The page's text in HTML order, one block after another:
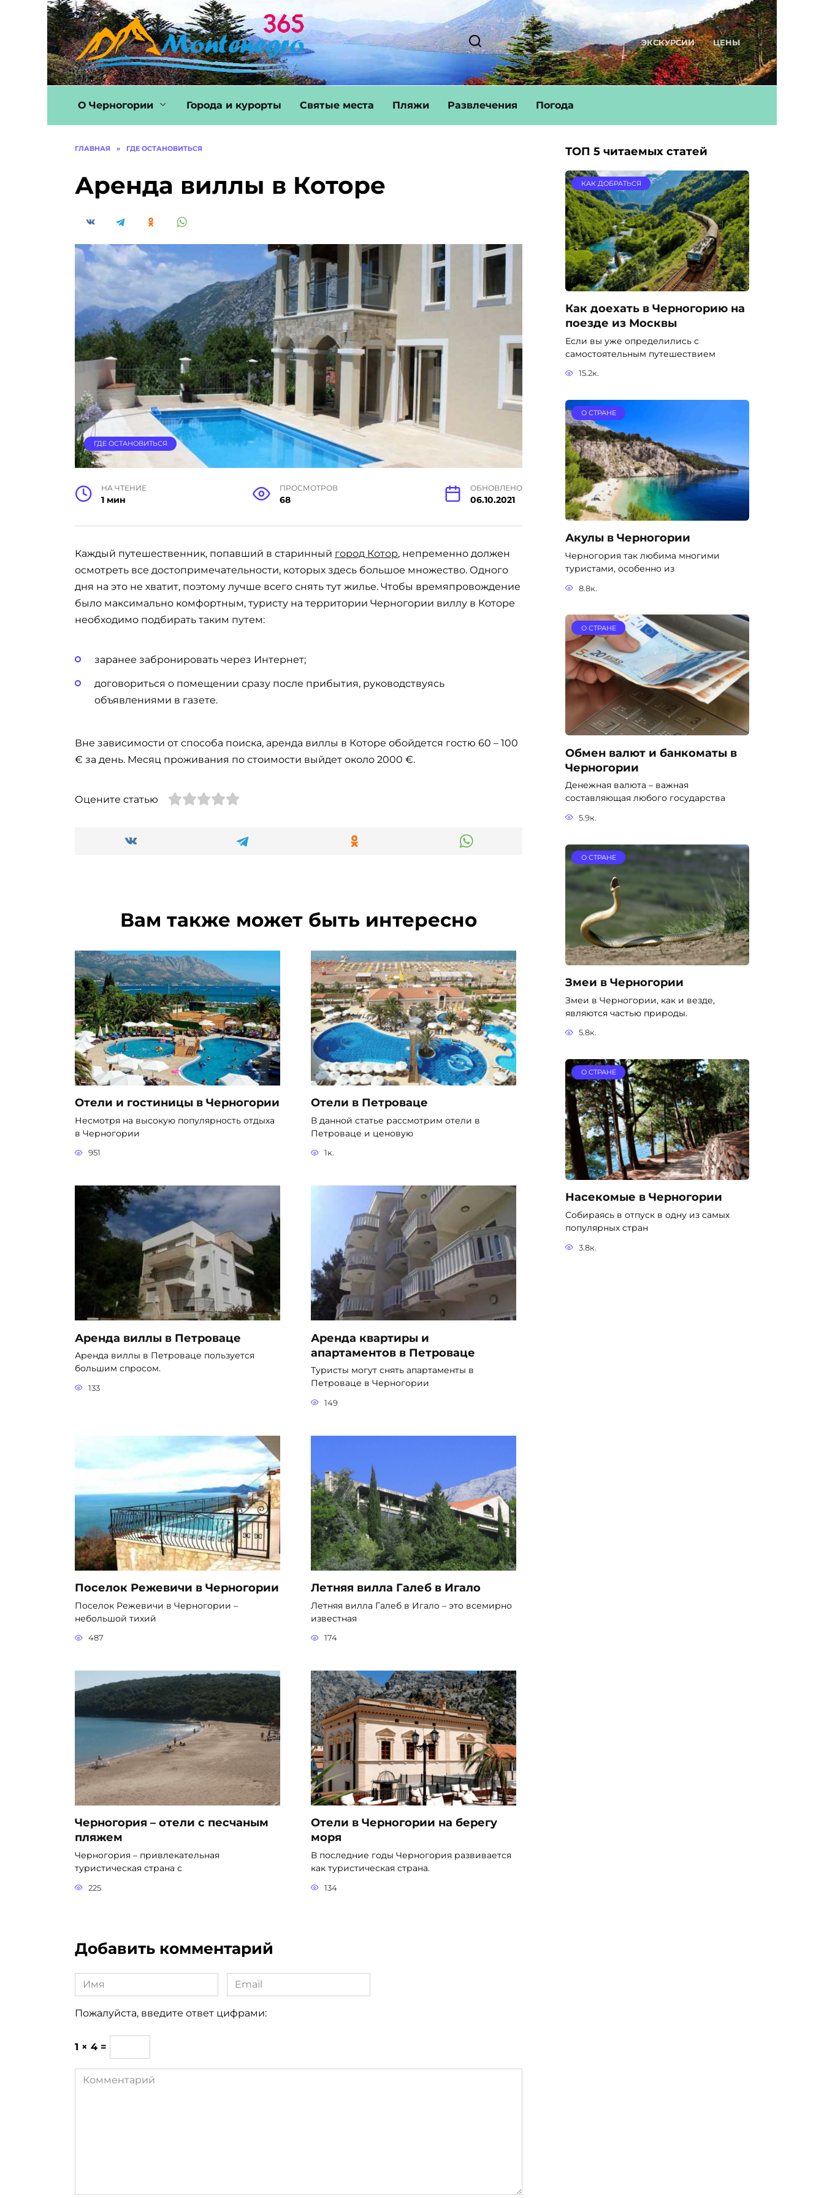
содержанию
ЭКСКУРСИИ ЦЕНЫ
О Черногории Города и курорты Святые места Пляжи Развлечения Погода
ГЛАВНАЯ » ГДЕ ОСТАНОВИТЬСЯ
Аренда виллы в Которе
ГДЕ ОСТАНОВИТЬСЯ
НА ЧТЕНИЕ
1 мин
ПРОСМОТРОВ
68
ОБНОВЛЕНО
06.10.2021
Каждый путешественник, попавший в старинный город Котор, непременно должен
осмотреть все достопримечательности, которых здесь большое множество. Одного
дня на это не хватит, поэтому лучше всего снять тут жилье. Чтобы времяпровождение
было максимально комфортным, туристу на территории Черногории виллу в Которе
необходимо подбирать таким путем:
заранее забронировать через Интернет;
договориться о помещении сразу после прибытия, руководствуясь
объявлениями в газете.
Вне зависимости от способа поиска, аренда виллы в Которе обойдется гостю 60 – 100
€ за день. Месяц проживания по стоимости выйдет около 2000 €.
Оцените статью
Вам также может быть интересно
Отели и гостиницы в Черногории
Несмотря на высокую популярность отдыха
в Черногории
951
Отели в Петроваце
В данной статье рассмотрим отели в
Петроваце и ценовую
1к.
Аренда виллы в Петроваце
Аренда виллы в Петроваце пользуется
большим спросом.
133
Аренда квартиры и
апартаментов в Петроваце
Туристы могут снять апартаменты в
Петроваце в Черногории
149
Поселок Режевичи в Черногории
Поселок Режевичи в Черногории –
небольшой тихий
487
Летняя вилла Галеб в Игало
Летняя вилла Галеб в Игало – это всемирно
известная
174
Черногория – отели с песчаным
пляжем
Черногория – привлекательная
туристическая страна с
225
Отели в Черногории на берегу
моря
В последние годы Черногория развивается
как туристическая страна.
134
Добавить комментарий
Имя
*
Email
*
Пожалуйста, введите ответ цифрами:
1 × 4 =
Комментарий
ТОП 5 читаемых статей
КАК ДОБРАТЬСЯ
Как доехать в Черногорию на
поезде из Москвы
Если вы уже определились с
самостоятельным путешествием
15.2к.
О СТРАНЕ
Акулы в Черногории
Черногория так любима многими
туристами, особенно из
8.8к.
О СТРАНЕ
Обмен валют и банкоматы в
Черногории
Денежная валюта – важная
составляющая любого государства
5.9к.
О СТРАНЕ
Змеи в Черногории
Змеи в Черногории, как и везде,
являются частью природы.
5.8к.
О СТРАНЕ
Насекомые в Черногории
Собираясь в отпуск в одну из самых
популярных стран
3.8к.